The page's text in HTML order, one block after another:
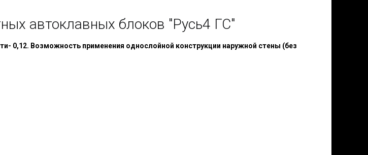
автоклавных блоков "Русь4 ГС"
0,12. Возможность применения однослойной конструкции наружной стены (без